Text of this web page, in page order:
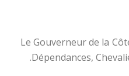
Le Gouverneur de la
Dépendances,